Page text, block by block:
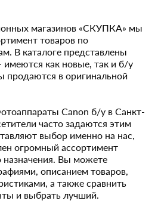
магазинов «СКУПКА» мы
товаров по
В каталоге представлены
как новые, так и б/у
продаются в оригинальной
Canon б/у в Санкт-
часто задаются этим
выбор именно на нас,
огромный ассортимент
назначения. Вы можете
описанием товаров,
а также сравнить
и выбрать лучший.